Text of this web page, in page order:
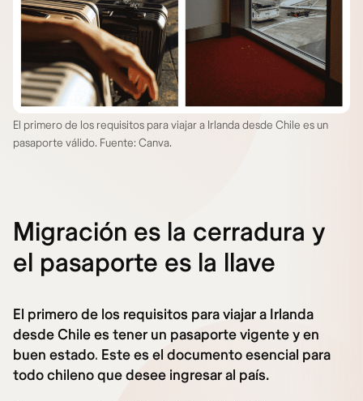
El primero de los requisitos para viajar a Irlanda desde Chile es un
pasaporte válido. Fuente: Canva.
Migración es la cerradura y
el pasaporte es la llave
El primero de los requisitos para viajar a Irlanda
desde Chile es tener un pasaporte vigente y en
buen estado. Este es el documento esencial para
todo chileno que desee ingresar al país.